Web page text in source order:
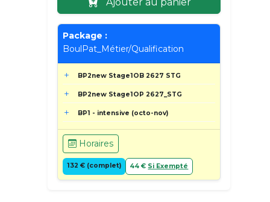
Package :
BoulPat_Métier/Qualification
BP2new Stage1OB 2627 STG
BP2new Stage1OP 2627_STG
BP1 - intensive (octo-nov)
Horaires
132 € (complet) 44 € Si Exempté